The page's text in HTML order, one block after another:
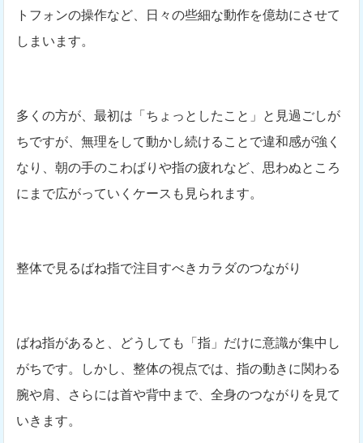
トフォンの操作など、日々の些細な動作を億劫にさせて
しまいます。
多くの方が、最初は「ちょっとしたこと」と見過ごしが
ちですが、無理をして動かし続けることで違和感が強く
なり、朝の手のこわばりや指の疲れなど、思わぬところ
にまで広がっていくケースも見られます。
整体で見るばね指で注目すべきカラダのつながり
ばね指があると、どうしても「指」だけに意識が集中し
がちです。しかし、整体の視点では、指の動きに関わる
腕や肩、さらには首や背中まで、全身のつながりを見て
いきます。